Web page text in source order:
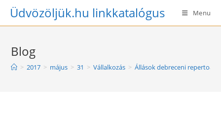
SkipÜdvözöljük.hu linkkatalógus Menu
Blog
> 2017 > május > 31 > Vállalkozás > Állások debreceni repertoárja